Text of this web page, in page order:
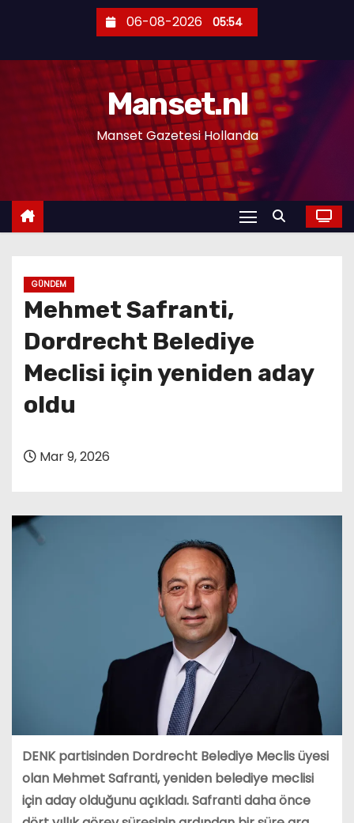
e
06-08-2026 05:54
Manset.nl
Manset Gazetesi Hollanda
GÜNDEM
Mehmet Safranti,
Dordrecht Belediye
Meclisi için yeniden aday
oldu
Mar 9, 2026
DENK partisinden Dordrecht Belediye Meclis üyesi
olan Mehmet Safranti, yeniden belediye meclisi
için aday olduğunu açıkladı. Safranti daha önce